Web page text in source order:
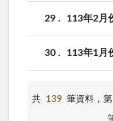
29 113年2月
30 113年1月
共 139 筆資料，第